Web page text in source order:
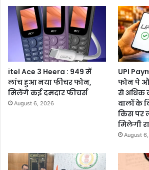
itel Ace 3 Heera : 949 में
लांच हुआ नया फीचर फोन,
मिलेंगे कई दमदार फीचर्स
August 6, 2026
UPI
फोन पे
से अधिक
वालों के
किस पर
मिलेगी
August